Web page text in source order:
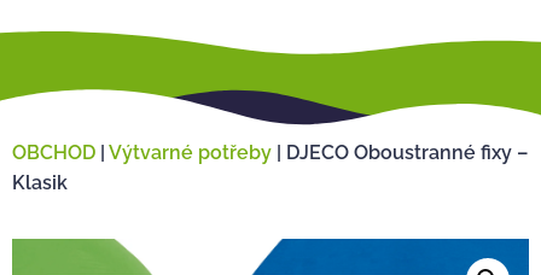
OBCHOD | Výtvarné potřeby | DJECO Oboustranné fixy –
Klasik